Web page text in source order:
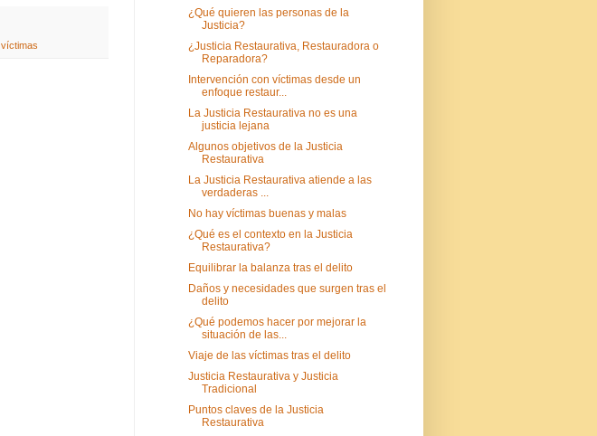
víctimas
¿Qué quieren las personas de la
Justicia?
¿Justicia Restaurativa, Restauradora o
Reparadora?
Intervención con víctimas desde un
enfoque restaur...
La Justicia Restaurativa no es una
justicia lejana
Algunos objetivos de la Justicia
Restaurativa
La Justicia Restaurativa atiende a las
verdaderas ...
No hay víctimas buenas y malas
¿Qué es el contexto en la Justicia
Restaurativa?
Equilibrar la balanza tras el delito
Daños y necesidades que surgen tras el
delito
¿Qué podemos hacer por mejorar la
situación de las...
Viaje de las víctimas tras el delito
Justicia Restaurativa y Justicia
Tradicional
Puntos claves de la Justicia
Restaurativa